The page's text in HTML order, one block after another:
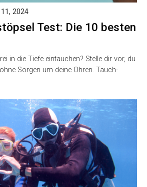
Test: Die 10 besten
2024
in die Tiefe eintauchen? Stelle dir vor, du
Sorgen um deine Ohren. Tauch-